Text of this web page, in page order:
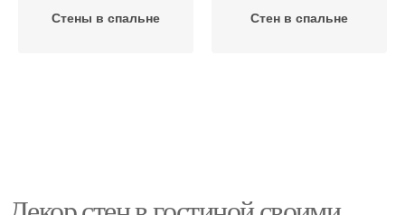
Стены в спальне Стен в спальне